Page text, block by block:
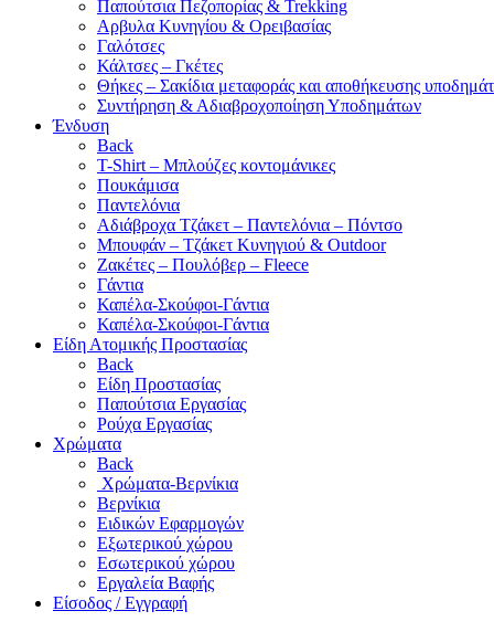
Παπούτσια Πεζοπορίας & Trekking
Αρβυλα Κυνηγίου & Ορειβασίας
Γαλότσες
Κάλτσες – Γκέτες
Θήκες – Σακίδια μεταφοράς και αποθήκευσης
Συντήρηση & Αδιαβροχοποίηση Υποδημάτων
Ένδυση
Back
T-Shirt – Μπλούζες κοντομάνικες
Πουκάμισα
Παντελόνια
Αδιάβροχα Τζάκετ – Παντελόνια – Πόντσο
Μπουφάν – Τζάκετ Κυνηγιού & Outdoor
Ζακέτες – Πουλόβερ – Fleece
Γάντια
Καπέλα-Σκούφοι-Γάντια
Καπέλα-Σκούφοι-Γάντια
Είδη Ατομικής Προστασίας
Back
Είδη Προστασίας
Παπούτσια Εργασίας
Ρούχα Εργασίας
Χρώματα
Back
Χρώματα-Βερνίκια
Βερνίκια
Ειδικών Εφαρμογών
Εξωτερικού χώρου
Εσωτερικού χώρου
Εργαλεία Βαφής
Είσοδος / Εγγραφή